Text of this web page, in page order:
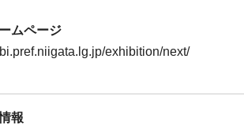
ムページ
exhibition/next/
報